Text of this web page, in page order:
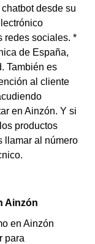
desde su
redes sociales. *
de España,
También es
al cliente
en Ainzón. Y si
productos
llamar al número
Ainzón
en Ainzón
para